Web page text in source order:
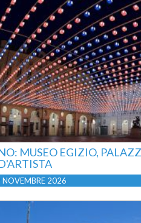
MUSEO EGIZIO,
NOVEMBRE 2026